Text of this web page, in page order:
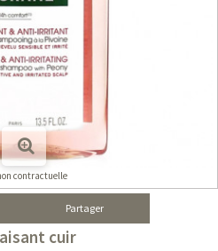
contractuelle
Partager
cuir